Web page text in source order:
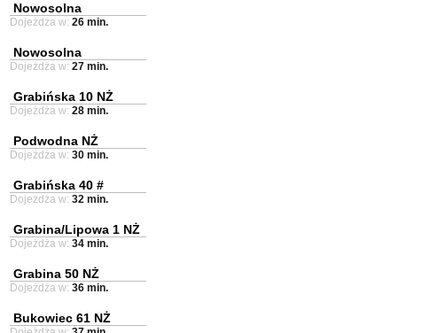
Nowosolna
Dojeżdża w: 26 min.
Nowosolna
Dojeżdża w: 27 min.
Grabińska 10 NŻ
Dojeżdża w: 28 min.
Podwodna NŻ
Dojeżdża w: 30 min.
Grabińska 40 #
Dojeżdża w: 32 min.
Grabina/Lipowa 1 NŻ
Dojeżdża w: 34 min.
Grabina 50 NŻ
Dojeżdża w: 36 min.
Bukowiec 61 NŻ